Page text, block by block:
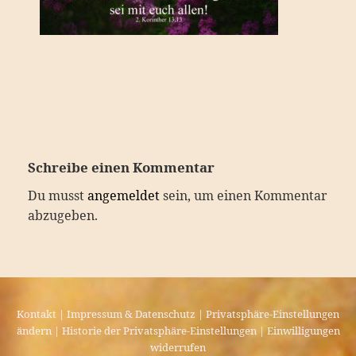
Schreibe einen Kommentar
Du musstangemeldetsein, um einen Kommentar
abzugeben.
Kontakt | Impressum & Datenschutz | Privatsphäre-Einstellungen
ändern| Historie der Privatsphäre-Einstellungen| Einwilligungen
widerrufen